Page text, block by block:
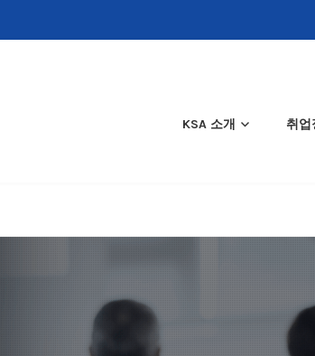
KSA 소개 취업